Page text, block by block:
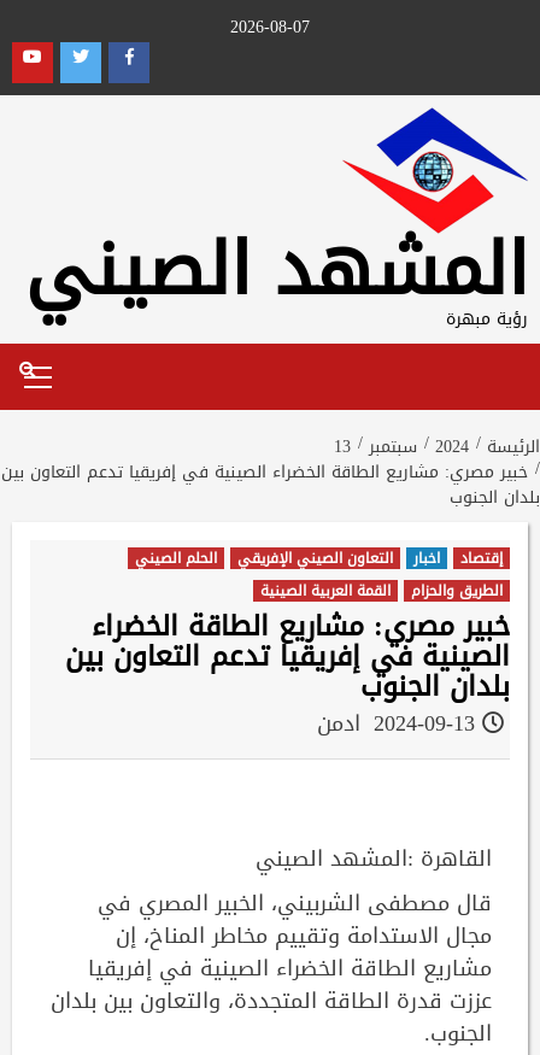
2026-08-07
Facebook
Twitter
المشهد الصيني
رؤية مبهرة
Primary
الرئيسة 2024 سبتمبر 13
خبير مصري: مشاريع الطاقة الخضراء الصينية في إفريقيا تدعم التعاون بين
بلدان الجنوب
إقتصاد اخبار التعاون الصيني الإفريقي
الحلم الصيني
الطريق والحزام
القمة العربية الصينية
خبير مصري: مشاريع الطاقة الخضراء
الصينية في إفريقيا تدعم التعاون بين
بلدان الجنوب
ادمن
القاهرة :المشهد الصيني
قال مصطفى الشربيني، الخبير المصري في
مجال الاستدامة وتقييم مخاطر المناخ، إن
مشاريع الطاقة الخضراء الصينية في إفريقيا
عززت قدرة الطاقة المتجددة، والتعاون بين بلدان
الجنوب.